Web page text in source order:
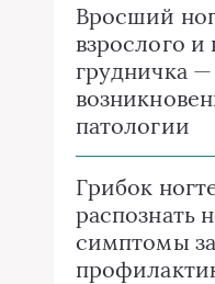
Вросший
взрослого
грудничка
патологии
Грибок
распознать
симптомы